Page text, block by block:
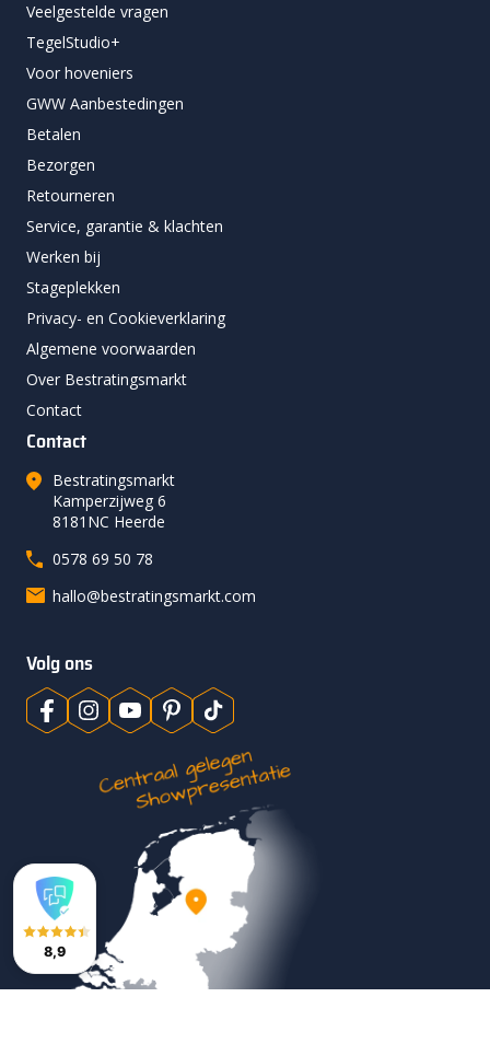
Veelgestelde vragen
TegelStudio+
Voor hoveniers
GWW Aanbestedingen
Betalen
Bezorgen
Retourneren
Service, garantie & klachten
Werken bij
Stageplekken
Privacy- en Cookieverklaring
Algemene voorwaarden
Over Bestratingsmarkt
Contact
Contact
Bestratingsmarkt
Kamperzijweg 6
8181NC Heerde
0578 69 50 78
hallo@bestratingsmarkt.com
Volg ons
8,9